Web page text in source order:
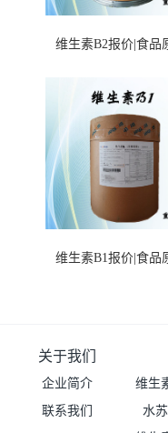
维生素B2报价|食品
维生素B1报价|食品
关于我们
企业简介
联系我们
维生
水